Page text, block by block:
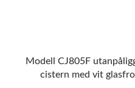
Modell CJ805F
cistern med vit